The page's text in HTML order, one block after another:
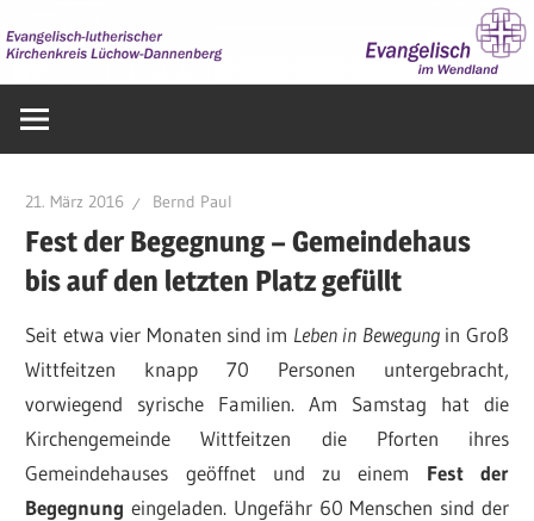
Inhalt
springen
im
21. März 2016 Bernd Paul
Fest der Begegnung – Gemeindehaus
bis auf den letzten Platz gefüllt
Seit etwa vier Monaten sind im Leben in Bewegungin Groß
Wittfeitzen knapp 70 Personen untergebracht,
vorwiegend syrische Familien. Am Samstag hat die
Kirchengemeinde Wittfeitzen die Pforten ihres
Gemeindehauses geöffnet und zu einem Fest der
Begegnung eingeladen. Ungefähr 60 Menschen sind der